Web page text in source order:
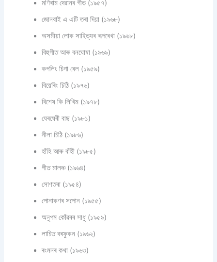
মণিৰাম দেৱানৰ গীত (১৯৫৭)
জোনবাই এ এটি তৰা দিয়া (১৯৬৮)
অসমীয়া লোক সাহিত্যৰ ৰূপৰেখা (১৯৬৮)
বিহুগীত আৰু বনঘোষা (১৯৬৯)
কপলিং চিগা ৰেল (১৯৫৯)
বিয়েৰিং চিঠি (১৯৭৬)
বিশেষ কি লিখিম (১৯৭৮)
ঘেৰঘেৰী বাছ (১৯৮১)
নীলা চিঠি (১৯৮৬)
হাঁহি আৰু বাঁহী (১৯৮৫)
গীত মালঞ্চ (১৯৬৪)
সোণতৰা (১৯৫৪)
পোনাকণৰ সপোন (১৯৫৫)
অনুপম কোঁৱৰৰ সাধু (১৯৫৯)
লাচিত বৰফুকন (১৯৬২)
ৰংমনৰ কথা (১৯৬৩)